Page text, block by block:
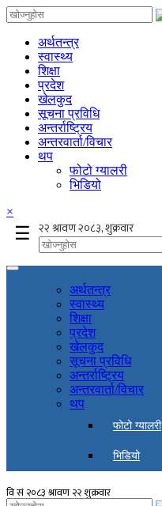
अर्थतन्त्र
स्वास्थ्य
शिक्षा
प्रदेश
खेलकुद
सूचना प्रविधि
अन्तर्राष्ट्रिय
अन्तरवार्ता/विचार
थप
फोटो ग्यालरी
भिडियो
×
☰
अर्थतन्त्र
स्वास्थ्य
शिक्षा
प्रदेश
खेलकुद
सूचना प्रविधि
अन्तर्राष्ट्रिय
अन्तरवार्ता/विचार
थप
फोटो ग्यालरी
भिडियो